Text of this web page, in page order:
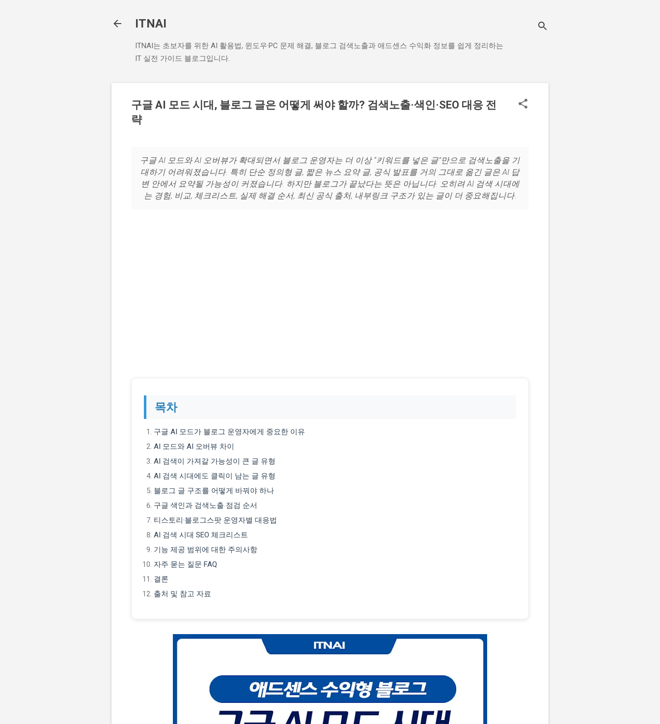
ITNAI
ITNAI는 초보자를 위한 AI 활용법, 윈도우·PC 문제 해결, 블로그 검색노출과 애드센스 수익화 정보를 쉽게 정리하는
IT 실전 가이드 블로그입니다.
구글 AI 모드 시대, 블로그 글은 어떻게 써야 할까? 검색노출·색인·SEO 대응 전
략
구글 AI 모드와 AI 오버뷰가 확대되면서 블로그 운영자는 더 이상 “키워드를 넣은 글”만으로 검색노출을 기
대하기 어려워졌습니다. 특히 단순 정의형 글, 짧은 뉴스 요약 글, 공식 발표를 거의 그대로 옮긴 글은 AI 답
변 안에서 요약될 가능성이 커졌습니다. 하지만 블로그가 끝났다는 뜻은 아닙니다. 오히려 AI 검색 시대에
는 경험, 비교, 체크리스트, 실제 해결 순서, 최신 공식 출처, 내부링크 구조가 있는 글이 더 중요해집니다.
목차
구글 AI 모드가 블로그 운영자에게 중요한 이유
AI 모드와 AI 오버뷰 차이
AI 검색이 가져갈 가능성이 큰 글 유형
AI 검색 시대에도 클릭이 남는 글 유형
블로그 글 구조를 어떻게 바꿔야 하나
구글 색인과 검색노출 점검 순서
티스토리·블로그스팟 운영자별 대응법
AI 검색 시대 SEO 체크리스트
기능 제공 범위에 대한 주의사항
자주 묻는 질문 FAQ
결론
출처 및 참고 자료